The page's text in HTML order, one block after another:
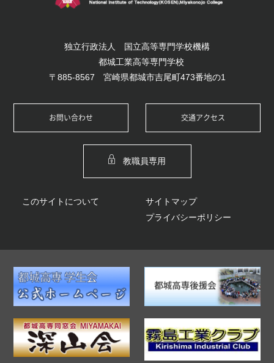
独立行政法人 国立高等専門学校機構
都城工業高等専門学校
〒885-8567 宮崎県都城市吉尾町473番地の1
お問い合わせ 交通アクセス
教職員専用
サイトマップ
このサイトについて
プライバシーポリシー